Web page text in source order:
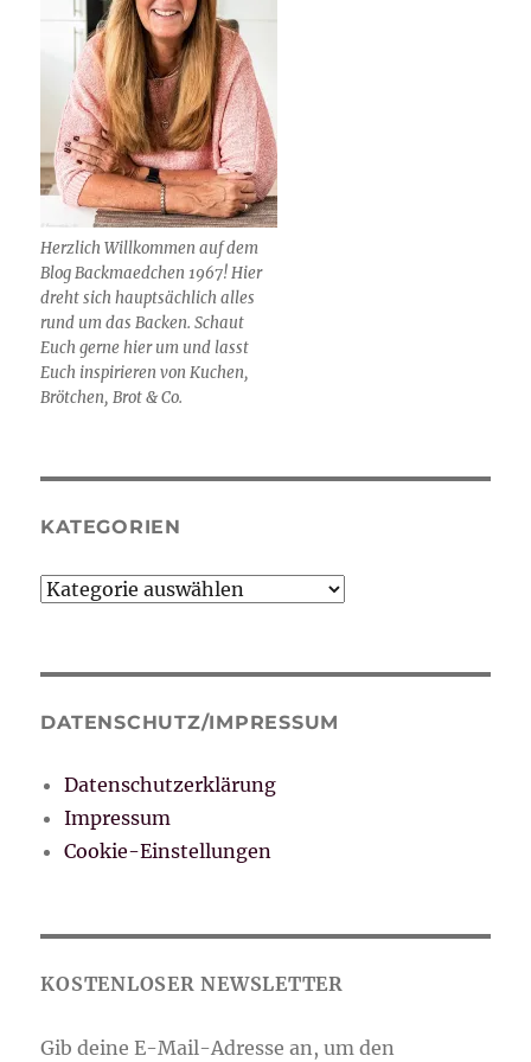
Herzlich Willkommen auf dem
Blog Backmaedchen 1967! Hier
dreht sich hauptsächlich alles
rund um das Backen. Schaut
Euch gerne hier um und lasst
Euch inspirieren von Kuchen,
Brötchen, Brot & Co.
KATEGORIEN
Kategorien
DATENSCHUTZ/IMPRESSUM
Datenschutzerklärung
Impressum
Cookie-Einstellungen